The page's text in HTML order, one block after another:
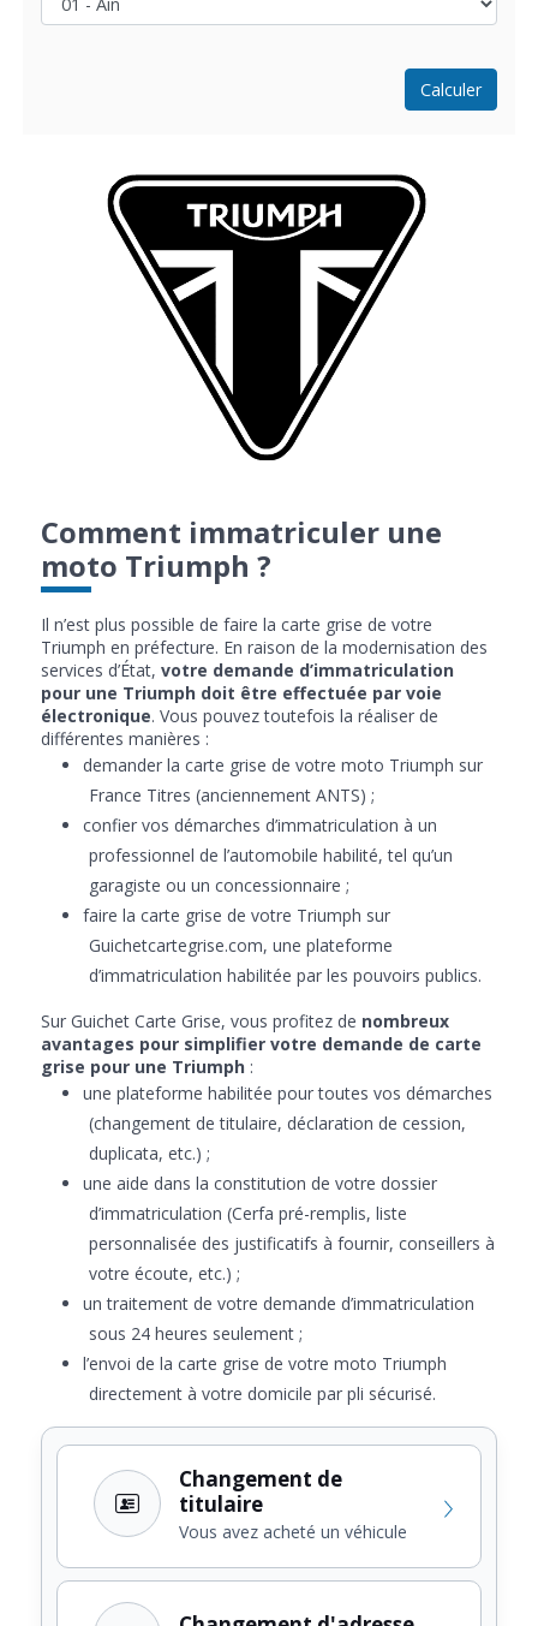
Calculer
Comment immatriculer une
moto Triumph ?
Il n’est plus possible de faire la carte grise de votre
Triumph en préfecture. En raison de la modernisation des
services d’État, votre demande d’immatriculation
pour une Triumph doit être effectuée par voie
électronique. Vous pouvez toutefois la réaliser de
différentes manières :
demander la carte grise de votre moto Triumph sur
France Titres (anciennement ANTS) ;
confier vos démarches d’immatriculation à un
professionnel de l’automobile habilité, tel qu’un
garagiste ou un concessionnaire ;
faire la carte grise de votre Triumph sur
Guichetcartegrise.com, une plateforme
d’immatriculation habilitée par les pouvoirs publics.
Sur Guichet Carte Grise, vous profitez de nombreux
avantages pour simplifier votre demande de carte
grise pour une Triumph:
une plateforme habilitée pour toutes vos démarches
(changement de titulaire, déclaration de cession,
duplicata, etc.) ;
une aide dans la constitution de votre dossier
d’immatriculation (Cerfa pré-remplis, liste
personnalisée des justificatifs à fournir, conseillers à
votre écoute, etc.) ;
un traitement de votre demande d’immatriculation
sous 24 heures seulement ;
l’envoi de la carte grise de votre moto Triumph
directement à votre domicile par pli sécurisé.
Changement de
titulaire
Vous avez acheté un véhicule